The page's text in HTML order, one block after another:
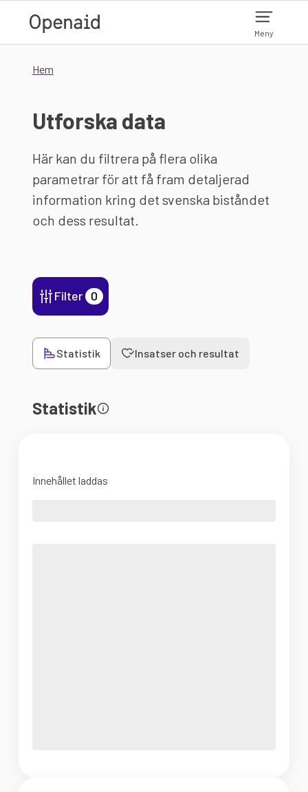
Meny
Hem
Utforska data
Här kan du filtrera på flera olika
parametrar för att få fram detaljerad
information kring det svenska biståndet
och dess resultat.
Filter 0
Statistik Insatser och resultat
Statistik
Innehållet laddas